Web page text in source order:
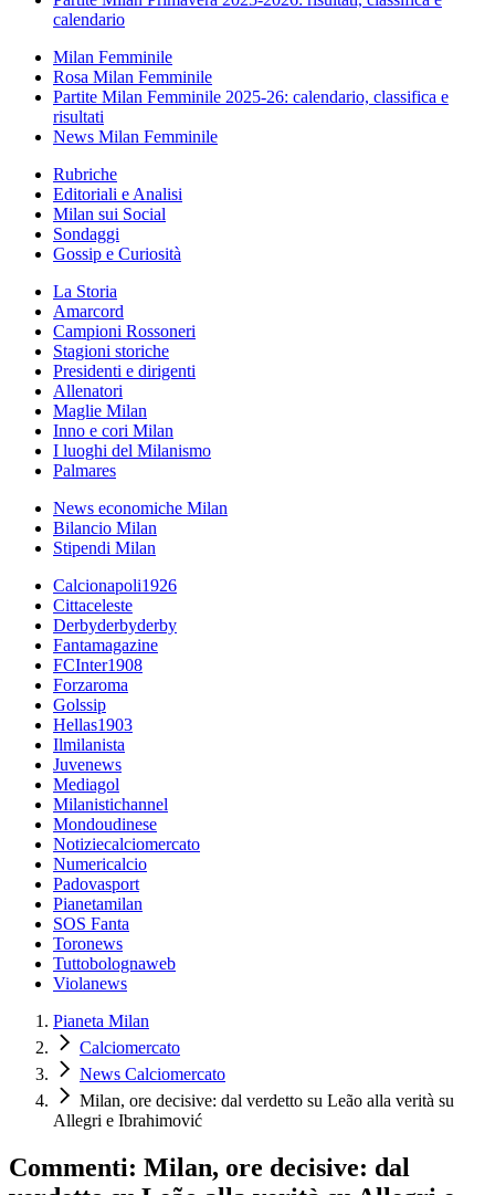
calendario
Milan Femminile
Rosa Milan Femminile
Partite Milan Femminile 2025-26: calendario, classifica e
risultati
News Milan Femminile
Rubriche
Editoriali e Analisi
Milan sui Social
Sondaggi
Gossip e Curiosità
La Storia
Amarcord
Campioni Rossoneri
Stagioni storiche
Presidenti e dirigenti
Allenatori
Maglie Milan
Inno e cori Milan
I luoghi del Milanismo
Palmares
News economiche Milan
Bilancio Milan
Stipendi Milan
Calcionapoli1926
Cittaceleste
Derbyderbyderby
Fantamagazine
FCInter1908
Forzaroma
Golssip
Hellas1903
Ilmilanista
Juvenews
Mediagol
Milanistichannel
Mondoudinese
Notiziecalciomercato
Numericalcio
Padovasport
Pianetamilan
SOS Fanta
Toronews
Tuttobolognaweb
Violanews
Pianeta Milan
Calciomercato
News Calciomercato
Milan, ore decisive: dal verdetto su Leão alla verità su
Allegri e Ibrahimović
Commenti: Milan, ore decisive: dal